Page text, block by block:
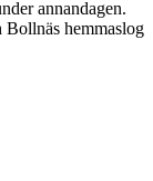
annandagen.
hemmaslog